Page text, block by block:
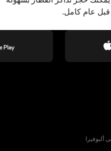
قبل عام كامل.